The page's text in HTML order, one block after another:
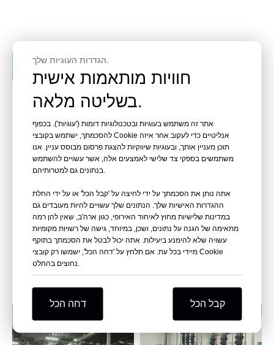
התייעצו עם צוות התמיכה שלנו
תצוגה של מערכות
תומכות חיים
תכנון, ייצור, התקנה במקום, הפעלה ותפעול, והדרכה לציוד
באקווריומים.
חוויות מותאמות אישית
בשליטה מלאה.
אתר זה משתמש בעוגיות ובטכנולוגיות דומות ('עוגיות'). בכפוף
להסכמתך, ישתמש בקובצי Cookie אנליטיים כדי לעקוב אחר איזה
תוכן מעניין אותך, ובעוגיות שיווקיות להצגת פרסום מבוסס עניין. אנו
משתמשים בספקי צד שלישי לאמצעים אלה, אשר עשויים להשתמש
אתה נותן את הסכמתך על ידי לחיצה על 'קבל הכל' או על ידי החלת
ההגדרות האישיות שלך. הנתונים שלך עשויים להיות מעובדים גם
במדינות שלישיות מחוץ לאיחוד האירופי, כגון ארה'ב, שאין להן רמה
מתאימה של הגנה על נתונים, ושכן, במיוחד, גישה של רשויות מקומיות
עשויה שלא להימנע ביעילות. אתה יכול לבטל את הסכמתך בתוקף
מיידי בכל עת. אם תלחץ על 'דחה הכל', ישמשו רק קובצי Cookie
דחה הכל קבל הכל